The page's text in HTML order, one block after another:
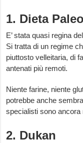
1. Dieta Paleo
E’ stata quasi regina
Si tratta di un regime
piuttosto velleitaria, di
antenati più remoti.
Niente farine, niente
potrebbe anche
specialisti sono ancora
2. Dukan